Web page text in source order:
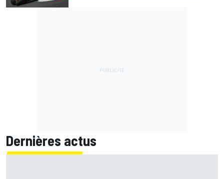
Dernières actus